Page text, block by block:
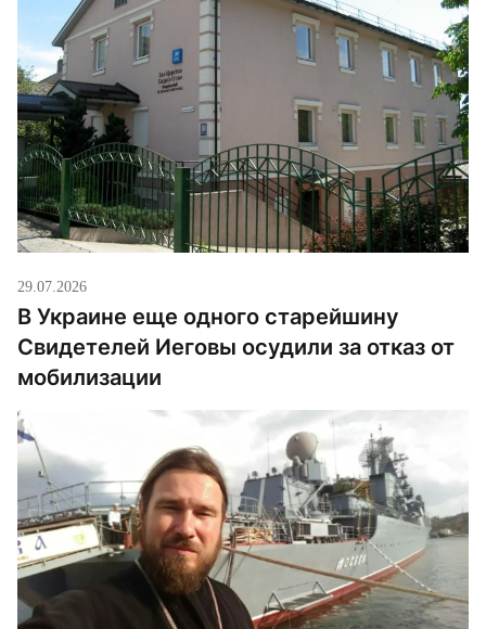
Православной церкви Украины на […]
29.07.2026
В Украине еще одного старейшину
Свидетелей Иеговы осудили за отказ от
мобилизации